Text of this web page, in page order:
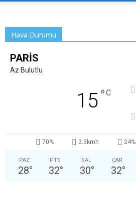
Hava Durumu
PARIS
Az Bulutlu
15°C
70% 2.3kmh 24%
PAZ
28°
PTS
32°
SAL
30°
ÇAR
32°